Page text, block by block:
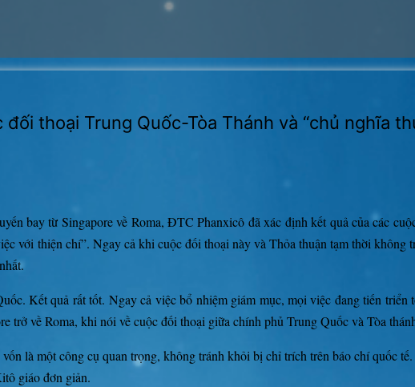
đối thoại Trung Quốc-Tòa Thánh và “chủ nghĩa
bay từ Singapore về Roma, ĐTC Phanxicô đã xác định kết quả của các
với thiện chí”. Ngay cả khi cuộc đối thoại này và Thỏa thuận tạm thời
Kết quả rất tốt. Ngay cả việc bổ nhiệm giám mục, mọi việc đang tiến
trở về Roma, khi nói về cuộc đối thoại giữa chính phủ Trung Quốc và Tòa
là một công cụ quan trọng, không tránh khỏi bị chỉ trích trên báo chí quốc
giáo đơn giản.